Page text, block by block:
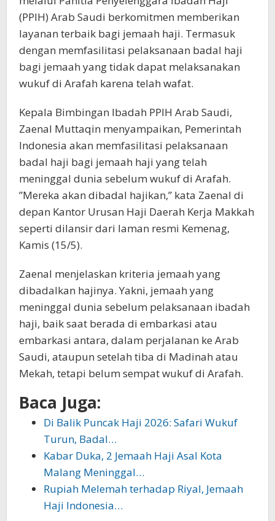
(PPIH) Arab Saudi berkomitmen memberikan
layanan terbaik bagi jemaah haji. Termasuk
dengan memfasilitasi pelaksanaan badal haji
bagi jemaah yang tidak dapat melaksanakan
wukuf di Arafah karena telah wafat.
Kepala Bimbingan Ibadah PPIH Arab Saudi,
Zaenal Muttaqin menyampaikan, Pemerintah
Indonesia akan memfasilitasi pelaksanaan
badal haji bagi jemaah haji yang telah
meninggal dunia sebelum wukuf di Arafah.
”Mereka akan dibadal hajikan,” kata Zaenal di
depan Kantor Urusan Haji Daerah Kerja Makkah
seperti dilansir dari laman resmi Kemenag,
Kamis (15/5).
Zaenal menjelaskan kriteria jemaah yang
dibadalkan hajinya. Yakni, jemaah yang
meninggal dunia sebelum pelaksanaan ibadah
haji, baik saat berada di embarkasi atau
embarkasi antara, dalam perjalanan ke Arab
Saudi, ataupun setelah tiba di Madinah atau
Mekah, tetapi belum sempat wukuf di Arafah.
Baca Juga:
Di Balik Puncak Haji 2026: Safari Wukuf
Turun, Badal…
Kabar Duka, 2 Jemaah Haji Asal Kota
Malang Meninggal…
Rupiah Melemah terhadap Riyal, Jemaah
Haji Indonesia…